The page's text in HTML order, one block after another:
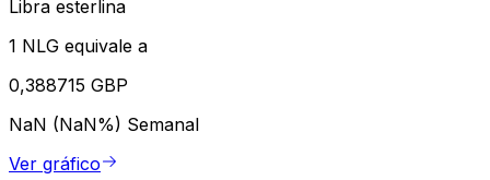
Libra esterlina
1 NLG equivale a
0,388715 GBP
NaN (NaN%) Semanal
Ver gráfico